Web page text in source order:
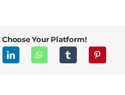
Choose Your Platform!